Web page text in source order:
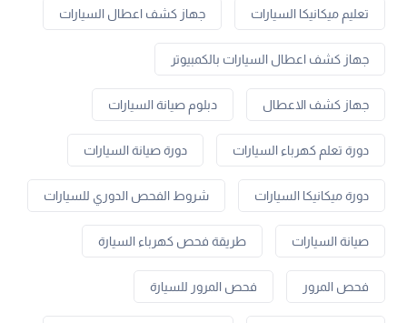
تعليم ميكانيكا السيارات جهاز كشف اعطال السيارات
جهاز كشف اعطال السيارات بالكمبيوتر
جهاز كشف الاعطال دبلوم صيانة السيارات
دورة تعلم كهرباء السيارات دورة صيانة السيارات
دورة ميكانيكا السيارات شروط الفحص الدوري للسيارات
صيانة السيارات طريقة فحص كهرباء السيارة
فحص المرور فحص المرور للسيارة